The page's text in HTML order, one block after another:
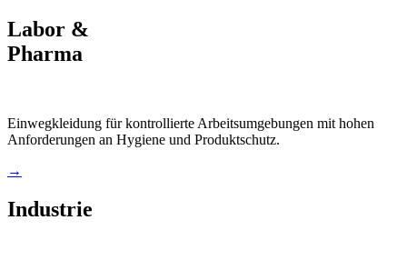
Labor &
Pharma
Einwegkleidung für kontrollierte Arbeitsumgebungen mit hohen
Anforderungen an Hygiene und Produktschutz.
→
Industrie